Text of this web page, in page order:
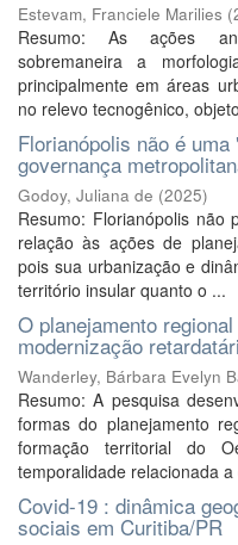
Estevam, Franciele Marilies (
Resumo: As ações
sobremaneira a
principalmente em áreas
no relevo tecnogênico,
Florianópolis não é
governança
Godoy, Juliana de (2025)
Resumo: Florianópolis não
relação às ações de
pois sua urbanização e
território insular quanto o ...
O planejamento
modernização
Wanderley, Bárbara Evelyn
Resumo: A pesquisa
formas do planejamento
formação territorial do
temporalidade relacionada
Covid-19 : dinâmica
sociais em Curitiba/PR